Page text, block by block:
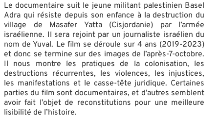
Le documentaire suit le jeune militant palestinien Basel
Adra qui résiste depuis son enfance à la destruction du
village de Masafer Yatta (Cisjordanie) par l’armée
israélienne. Il sera rejoint par un journaliste israélien du
nom de Yuval. Le film se déroule sur 4 ans (2019-2023)
et donc se termine sur des images de l’après-7-octobre.
Il nous montre les pratiques de la colonisation, les
destructions récurrentes, les violences, les injustices,
les manifestations et le casse-tête juridique. Certaines
parties du film sont documentaires, et d’autres semblent
avoir fait l’objet de reconstitutions pour une meilleure
lisibilité de l’histoire.